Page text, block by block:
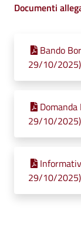
Documenti
Bando
29/10/2025)
29/10/2025)
29/10/2025)